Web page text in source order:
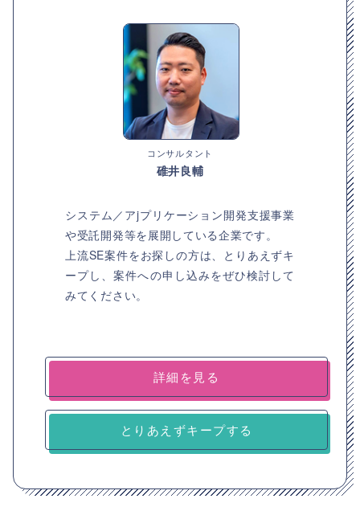
コンサルタント
碓井良輔
システム／アjプリケーション開発支援事業
や受託開発等を展開している企業です。
上流SE案件をお探しの方は、とりあえずキ
ープし、案件への申し込みをぜひ検討して
みてください。
詳細を見る
とりあえずキープする